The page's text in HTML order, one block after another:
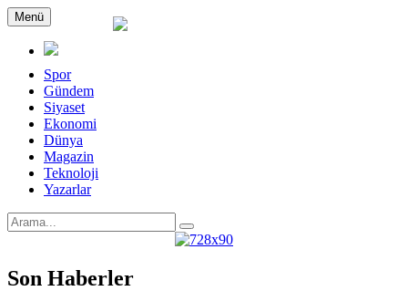
Menü
Spor
Gündem
Siyaset
Ekonomi
Dünya
Magazin
Teknoloji
Yazarlar
Son Haberler